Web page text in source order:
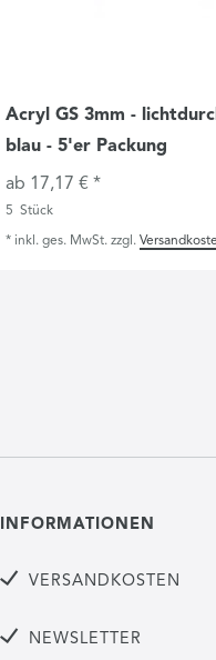
Acryl GS 3mm -
blau - 5'er Packung
ab 17,17 € *
5 Stück
* inkl. ges. MwSt.zzgl.
INFORMATIONEN
VERSANDKOSTEN
NEWSLETTER